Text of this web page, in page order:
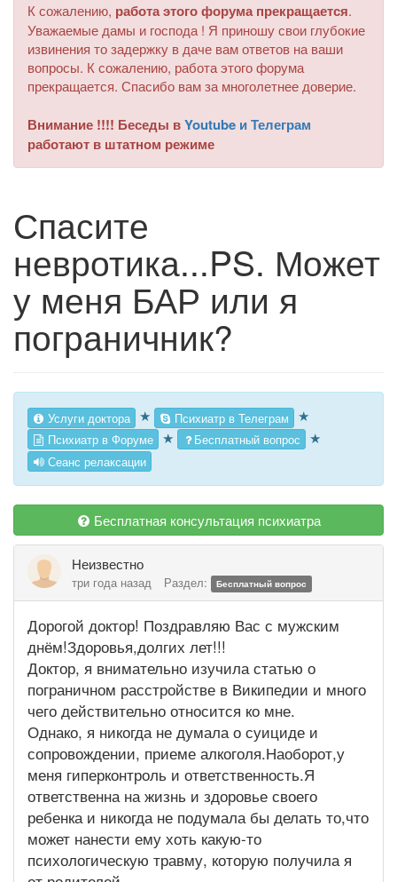
К сожалению, работа этого форума прекращается.
Уважаемые дамы и господа ! Я приношу свои глубокие
извинения то задержку в даче вам ответов на ваши
вопросы. К сожалению, работа этого форума
прекращается. Спасибо вам за многолетнее доверие.
Внимание !!!! Беседы вYoutube и Телеграм
работают в штатном режиме
Спасите
невротика...PS. Может
у меня БАР или я
пограничник?
Услуги доктора ★ Психиатр в Телеграм ★
Психиатр в Форуме ★ Бесплатный вопрос ★
Сеанс релаксации
Бесплатная консультация психиатра
Неизвестно
три года назад Раздел: Бесплатный вопрос
Дорогой доктор! Поздравляю Вас с мужским
днём!Здоровья,долгих лет!!!
Доктор, я внимательно изучила статью о
пограничном расстройстве в Википедии и много
чего действительно относится ко мне.
Однако, я никогда не думала о суициде и
сопровождении, приеме алкоголя.Наоборот,у
меня гиперконтроль и ответственность.Я
ответственна на жизнь и здоровье своего
ребенка и никогда не подумала бы делать то,что
может нанести ему хоть какую-то
психологическую травму, которую получила я